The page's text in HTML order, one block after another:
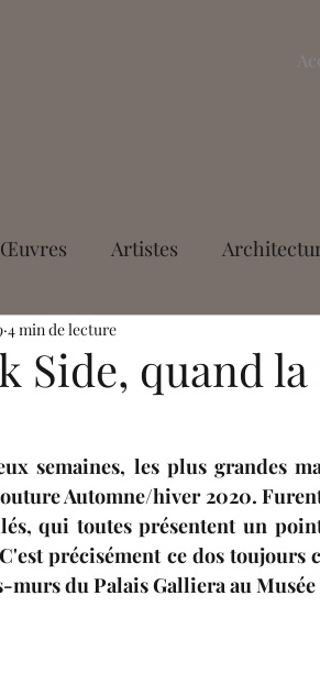
Œuvres Artistes
Cinéma
Alexis Consigny
Eléa Dargelos Adèle
Side, quand
4 min de lecture
semaines, les plus grandes
Automne/hiver 2020.
qui toutes présentent un
précisément ce dos
du Palais Galliera au